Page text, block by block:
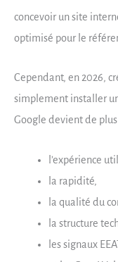
concevoir un site
optimisé pour le
Cependant, en 2026,
simplement installer
Google devient de
l’expérience
la rapidité,
la qualité du
la structure
les signaux